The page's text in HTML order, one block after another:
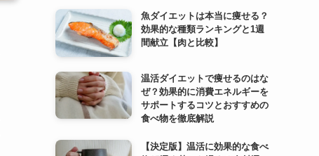
魚ダイエットは本当に痩せる？
効果的な種類ランキングと1週
間献立【肉と比較】
温活ダイエットで痩せるのはな
ぜ？効果的に消費エネルギーを
サポートするコツとおすすめの
食べ物を徹底解説
【決定版】温活に効果的な食べ